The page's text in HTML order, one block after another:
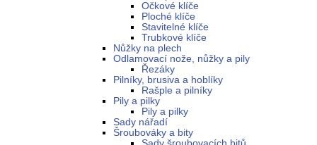
Očkové klíče
Ploché klíče
Stavitelné klíče
Trubkové klíče
Nůžky na plech
Odlamovací nože, nůžky a pily
Řezáky
Pilníky, brusiva a hoblíky
Rašple a pilníky
Pily a pilky
Pily a pilky
Sady nářadí
Šroubováky a bity